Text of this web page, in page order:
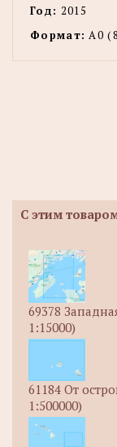
Год: 2015
Формат: А0
С этим
69378
1:15000)
61184 От
1:500000)